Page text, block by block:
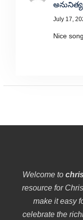
July 17,
Nice
Welcome to
resource for
make it easy
celebrate the